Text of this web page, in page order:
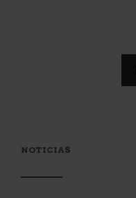
NOTICIAS